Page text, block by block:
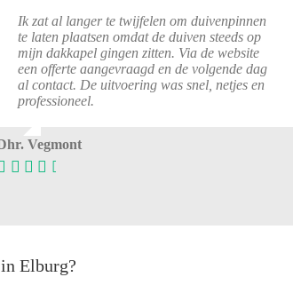
Ik zat al langer te twijfelen om duivenpinnen
te laten plaatsen omdat de duiven steeds op
mijn dakkapel gingen zitten. Via de website
een offerte aangevraagd en de volgende dag
al contact. De uitvoering was snel, netjes en
professioneel.
Vegmont
Elburg?